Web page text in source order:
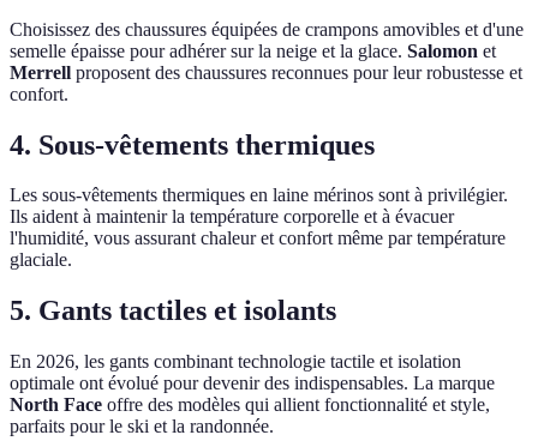
Choisissez des chaussures équipées de crampons amovibles et d'une
semelle épaisse pour adhérer sur la neige et la glace. Salomon et
Merrell proposent des chaussures reconnues pour leur robustesse et
confort.
4. Sous-vêtements thermiques
Les sous-vêtements thermiques en laine mérinos sont à privilégier.
Ils aident à maintenir la température corporelle et à évacuer
l'humidité, vous assurant chaleur et confort même par température
glaciale.
5. Gants tactiles et isolants
En 2026, les gants combinant technologie tactile et isolation
optimale ont évolué pour devenir des indispensables. La marque
North Face offre des modèles qui allient fonctionnalité et style,
parfaits pour le ski et la randonnée.